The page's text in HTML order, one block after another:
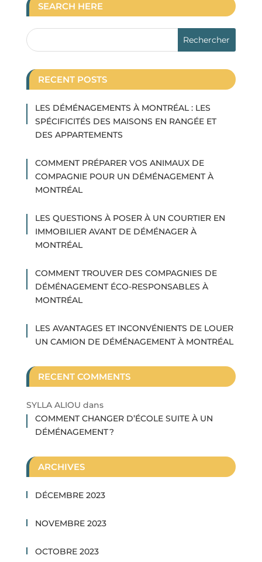
SEARCH HERE
RECENT POSTS
LES DÉMÉNAGEMENTS À MONTRÉAL : LES
SPÉCIFICITÉS DES MAISONS EN RANGÉE ET
DES APPARTEMENTS
COMMENT PRÉPARER VOS ANIMAUX DE
COMPAGNIE POUR UN DÉMÉNAGEMENT À
MONTRÉAL
LES QUESTIONS À POSER À UN COURTIER EN
IMMOBILIER AVANT DE DÉMÉNAGER À
MONTRÉAL
COMMENT TROUVER DES COMPAGNIES DE
DÉMÉNAGEMENT ÉCO-RESPONSABLES À
MONTRÉAL
LES AVANTAGES ET INCONVÉNIENTS DE LOUER
UN CAMION DE DÉMÉNAGEMENT À MONTRÉAL
RECENT COMMENTS
SYLLA ALIOU dans
COMMENT CHANGER D’ÉCOLE SUITE À UN
DÉMÉNAGEMENT ?
ARCHIVES
DÉCEMBRE 2023
NOVEMBRE 2023
OCTOBRE 2023